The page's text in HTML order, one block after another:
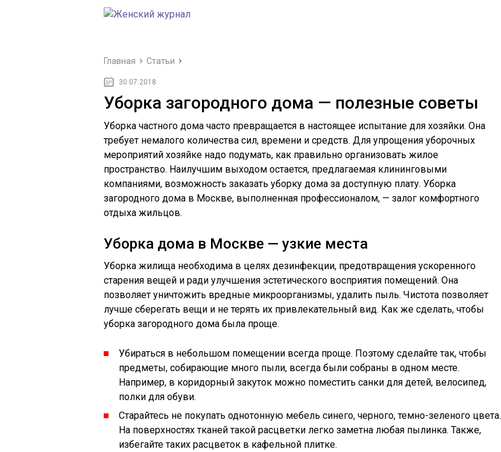
Главная Статьи
30.07.2018
Уборка загородного дома — полезные советы
Уборка частного дома часто превращается в настоящее испытание для хозяйки. Она
требует немалого количества сил, времени и средств. Для упрощения уборочных
мероприятий хозяйке надо подумать, как правильно организовать жилое
пространство. Наилучшим выходом остается, предлагаемая клининговыми
компаниями, возможность заказать уборку дома за доступную плату. Уборка
загородного дома в Москве, выполненная профессионалом, — залог комфортного
отдыха жильцов.
Уборка дома в Москве — узкие места
Уборка жилища необходима в целях дезинфекции, предотвращения ускоренного
старения вещей и ради улучшения эстетического восприятия помещений. Она
позволяет уничтожить вредные микроорганизмы, удалить пыль. Чистота позволяет
лучше сберегать вещи и не терять их привлекательный вид. Как же сделать, чтобы
уборка загородного дома была проще.
Убираться в небольшом помещении всегда проще. Поэтому сделайте так, чтобы
предметы, собирающие много пыли, всегда были собраны в одном месте.
Например, в коридорный закуток можно поместить санки для детей, велосипед,
полки для обуви.
Старайтесь не покупать однотонную мебель синего, черного, темно-зеленого цвета.
На поверхностях тканей такой расцветки легко заметна любая пылинка. Также,
избегайте таких расцветок в кафельной плитке.